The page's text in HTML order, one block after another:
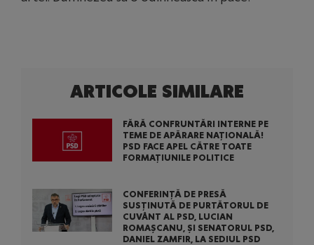
ARTICOLE SIMILARE
FĂRĂ CONFRUNTĂRI INTERNE PE
TEME DE APĂRARE NAȚIONALĂ!
PSD FACE APEL CĂTRE TOATE
FORMAȚIUNILE POLITICE
CONFERINȚĂ DE PRESĂ
SUSȚINUTĂ DE PURTĂTORUL DE
CUVÂNT AL PSD, LUCIAN
ROMAȘCANU, ȘI SENATORUL PSD,
DANIEL ZAMFIR, LA SEDIUL PSD